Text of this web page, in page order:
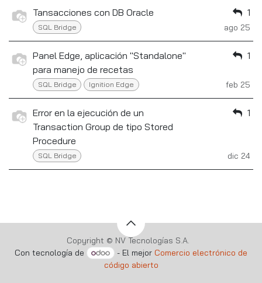
Tansacciones con DB Oracle
SQL Bridge
1
ago 25
Panel Edge, aplicación "Standalone"
para manejo de recetas
SQL Bridge Ignition Edge
1
feb 25
Error en la ejecución de un
Transaction Group de tipo Stored
Procedure
SQL Bridge
1
dic 24
Copyright © NV Tecnologías S.A.
Con tecnología de
- El mejor Comercio electrónico de
código abierto